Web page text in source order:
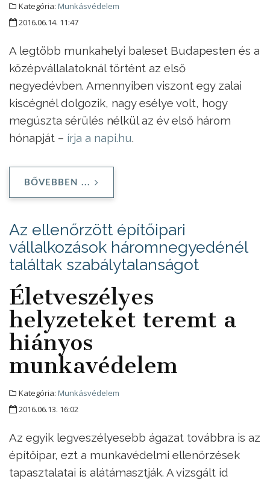
Kategória: Munkásvédelem
2016.06.14. 11:47
A legtöbb munkahelyi baleset Budapesten és a
középvállalatoknál történt az első
negyedévben. Amennyiben viszont egy zalai
kiscégnél dolgozik, nagy esélye volt, hogy
megúszta sérülés nélkül az év első három
hónapját – írja a napi.hu.
BŐVEBBEN ...
Az ellenőrzött építőipari
vállalkozások háromnegyedénél
találtak szabálytalanságot
Életveszélyes
helyzeteket teremt a
hiányos
munkavédelem
Kategória: Munkásvédelem
2016.06.13. 16:02
Az egyik legveszélyesebb ágazat továbbra is az
építőipar, ezt a munkavédelmi ellenőrzések
tapasztalatai is alátámasztják. A vizsgált id